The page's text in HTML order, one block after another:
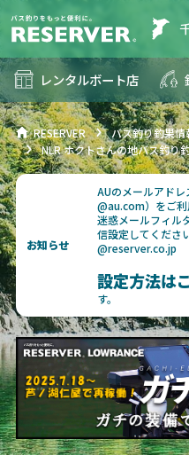
レンタルボート店
RESERVER
バス釣り釣果情
NLR ホクトさんの地バス釣り
お知らせ
AUのメールアド
@au.com）をご利
迷惑メールフィル
信設定してください
@reserver.co.jp
設定方法は
す。